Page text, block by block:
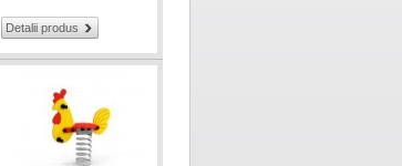
Detalii produs